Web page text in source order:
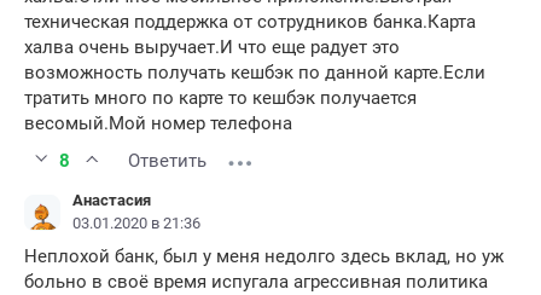
техническая поддержка от сотрудников банка.Карта
халва очень выручает.И что еще радует это
возможность получать кешбэк по данной карте.Если
тратить много по карте то кешбэк получается
весомый.Мой номер телефона
8
Ответить
Анастасия
03.01.2020 в 21:36
Неплохой банк, был у меня недолго здесь вклад, но уж
больно в своё время испугала агрессивная политика